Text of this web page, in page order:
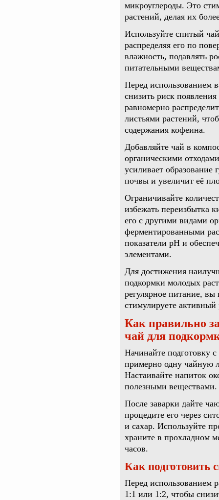
микроуглероды. Это
растений, делая их
Используйте спитый
распределяя его по
влажность, подавлять
питательными
Перед использованием
снизить риск
равномерно
листьями растений,
содержания кофеина.
Добавляйте чай в
органическими
усиливает образование
почвы и увеличит её
Ограничивайте
избежать переизбытка
его с другими видами
ферментированными
показатели pH и
элементами.
Для достижения
подкормки молодых
регулярное питание, вы
стимулируете активный
Как правильно
чай для
Начинайте подготовку
примерно одну чайную
Настаивайте напиток
полезными веществами.
После заварки дайте
процедите его через
и сахар. Используйте
храните в прохладном
часов.
Как подготовить
Перед использованием
1:1 или 1:2, чтобы